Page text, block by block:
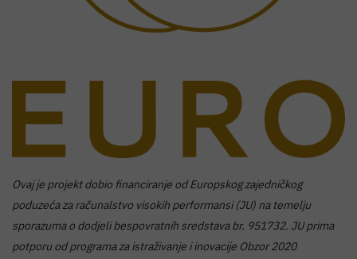
Ovaj je projekt dobio financiranje od Europskog zajedničkog
poduzeća za računalstvo visokih performansi (JU) na temelju
sporazuma o dodjeli bespovratnih sredstava br. 951732. JU prima
potporu od programa za istraživanje i inovacije Obzor 2020